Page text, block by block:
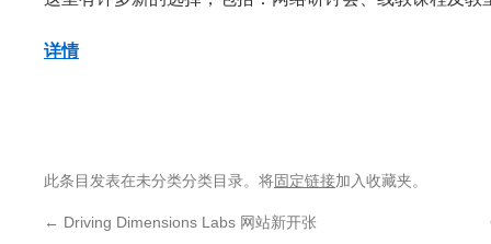
详情
此条目发表在未分类分类目录。将固定链接加入收藏夹。
← Driving Dimensions Labs 网站新开张